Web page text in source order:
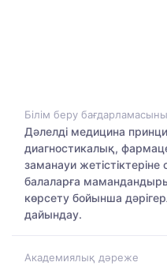
Білім беру
Дәлелді медицина
диагностикалық,
заманауи
балаларға
көрсету бойынша
дайындау.
Академиялық дәреже